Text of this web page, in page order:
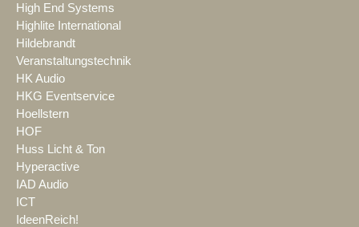
High End Systems
Highlite International
Hildebrandt
Veranstaltungstechnik
HK Audio
HKG Eventservice
Hoellstern
HOF
Huss Licht & Ton
Hyperactive
IAD Audio
ICT
IdeenReich!